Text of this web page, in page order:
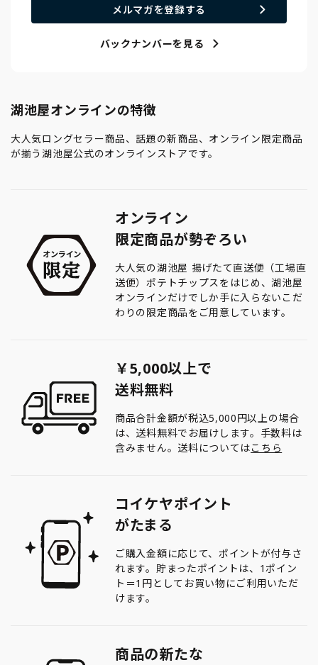
メルマガを登録する
バックナンバーを見る
湖池屋オンラインの特徴
大人気ロングセラー商品、話題の新商品、オンライン限定商品
が揃う湖池屋公式のオンラインストアです。
オンライン
限定商品が勢ぞろい
大人気の湖池屋 揚げたて直送便（工場直
送便）ポテトチップスをはじめ、湖池屋
オンラインだけでしか手に入らないこだ
わりの限定商品をご用意しています。
￥5,000以上で
送料無料
商品合計金額が税込5,000円以上の場合
は、送料無料でお届けします。手数料は
含みません。送料についてはこちら
コイケヤポイント
がたまる
ご購入金額に応じて、ポイントが付与さ
れます。貯まったポイントは、1ポイン
ト＝1円としてお買い物にご利用いただ
けます。
商品の新たな